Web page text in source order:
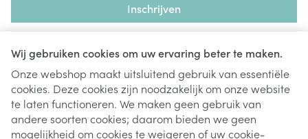
Wij gebruiken cookies om uw ervaring beter te maken.
Onze webshop maakt uitsluitend gebruik van essentiële
cookies. Deze cookies zijn noodzakelijk om onze website
te laten functioneren. We maken geen gebruik van
andere soorten cookies; daarom bieden we geen
mogelijkheid om cookies te weigeren of uw cookie-
Inschrijven
nieuwsbrief en gaat u akkoord met onzeprivacy policy.